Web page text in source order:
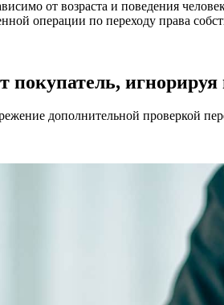
от возраста и поведения
операции по переходу права
покупатель, игнорируя
дополнительной проверкой